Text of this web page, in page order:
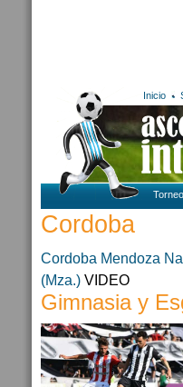
Inicio
Cordoba
Cordoba Mendoza
(Mza.) VIDEO
Gimnasia y